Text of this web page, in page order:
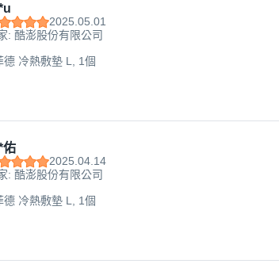
2025.05.01
: 酷澎股份有限公司
德 冷熱敷墊 L, 1個
佑
2025.04.14
: 酷澎股份有限公司
德 冷熱敷墊 L, 1個